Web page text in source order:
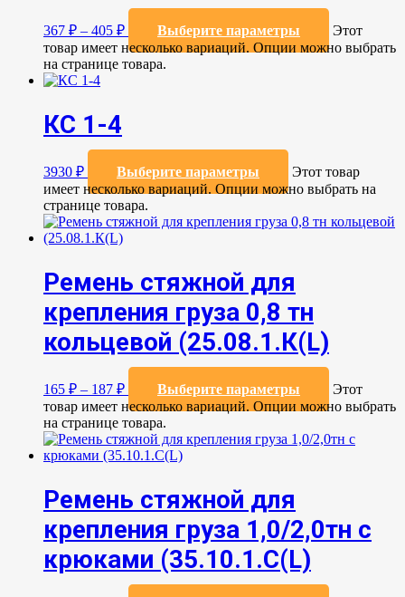
367 ₽ – 405 ₽ Выберите параметры
Этот
товар имеет несколько вариаций. Опции можно выбрать
на странице товара.
КС 1-4
3930 ₽ Выберите параметры
Этот товар
имеет несколько вариаций. Опции можно выбрать на
странице товара.
Ремень стяжной для
крепления груза 0,8 тн
кольцевой (25.08.1.К(L)
165 ₽ – 187 ₽ Выберите параметры
Этот
товар имеет несколько вариаций. Опции можно выбрать
на странице товара.
Ремень стяжной для
крепления груза 1,0/2,0тн с
крюками (35.10.1.С(L)